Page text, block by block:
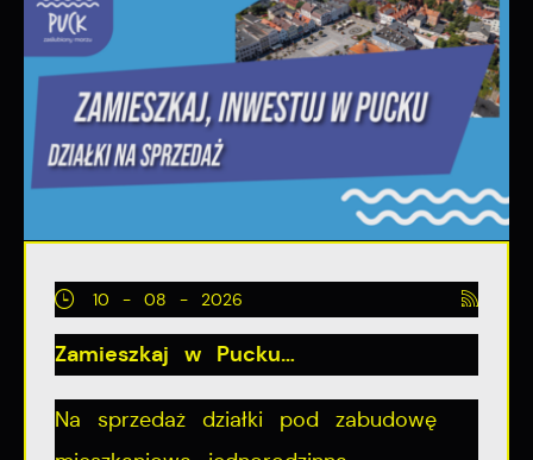
10 - 08 - 2026
Zamieszkaj w Pucku…
Na sprzedaż działki pod zabudowę